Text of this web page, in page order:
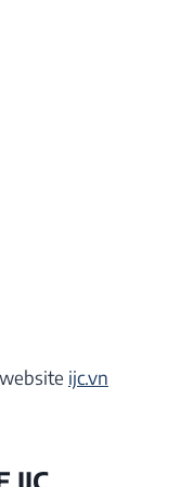
ijc.vn